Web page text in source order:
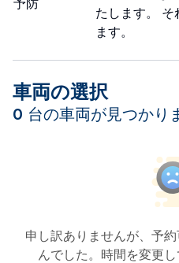
たします。
ます。
車両の選択
0 台の車両が見つかり
申し訳ありませんが、予
んでした。時間を変更